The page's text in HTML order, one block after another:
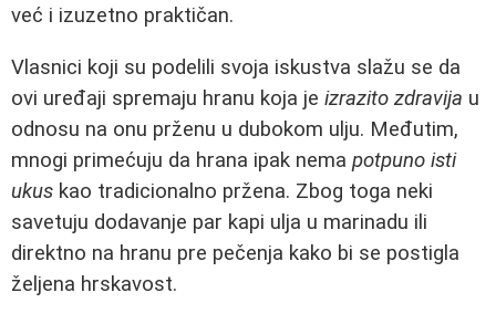
već i izuzetno praktičan.
Vlasnici koji su podelili svoja iskustva slažu se da
ovi uređaji spremaju hranu koja je izrazito zdravija u
odnosu na onu prženu u dubokom ulju. Međutim,
mnogi primećuju da hrana ipak nema potpuno isti
ukus kao tradicionalno pržena. Zbog toga neki
savetuju dodavanje par kapi ulja u marinadu ili
direktno na hranu pre pečenja kako bi se postigla
željena hrskavost.